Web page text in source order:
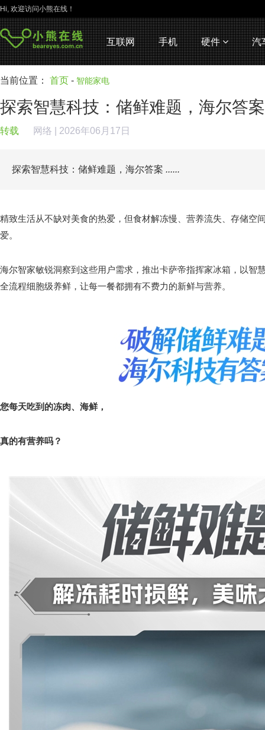
Hi, 欢迎访问小熊在线！
互联网 手机 硬件 汽
当前位置： 首页 - 智能家电
探索智慧科技：储鲜难题，海尔答案
转载 网络 | 2026年06月17日
探索智慧科技：储鲜难题，海尔答案 ......
精致生活从不缺对美食的热爱，但食材解冻慢、营养流失、存储空
爱。
海尔智家敏锐洞察到这些用户需求，推出卡萨帝指挥家冰箱，以智
全流程细胞级养鲜，让每一餐都拥有不费力的新鲜与营养。
您每天吃到的冻肉、海鲜，
真的有营养吗？